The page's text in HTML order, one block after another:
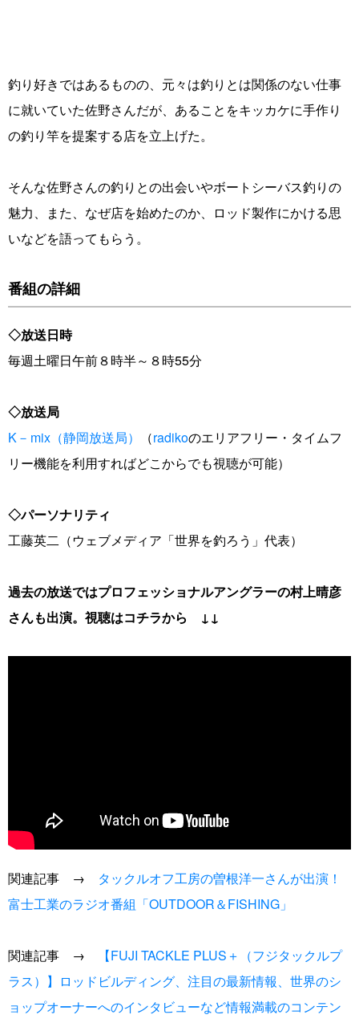
釣り好きではあるものの、元々は釣りとは関係のない仕事
に就いていた佐野さんだが、あることをキッカケに手作り
の釣り竿を提案する店を立上げた。
そんな佐野さんの釣りとの出会いやボートシーバス釣りの
魅力、また、なぜ店を始めたのか、ロッド製作にかける思
いなどを語ってもらう。
番組の詳細
◇放送日時
毎週土曜日午前８時半～８時55分
◇放送局
K－ mix（静岡放送局）
（radikoのエリアフリー・タイムフ
リー機能を利用すればどこからでも視聴が可能）
◇パーソナリティ
工藤英二（ウェブメディア「世界を釣ろう」代表）
過去の放送ではプロフェッショナルアングラーの村上晴彦
さんも出演。視聴はコチラから ↓↓
関連記事 → タックルオフ工房の曽根洋一さんが出演！
富士工業のラジオ番組「OUTDOOR＆FISHING」
関連記事 →
【FUJI TACKLE PLUS＋（フジタックルプ
ラス）】ロッドビルディング、注目の最新情報、世界のシ
ョップオーナーへのインタビューなど情報満載のコンテン